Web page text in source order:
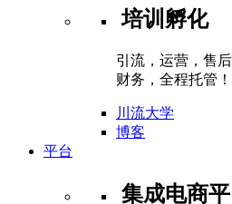
培训孵化
引流，运营，售后
财务，全程托管！
川流大学
博客
平台
集成电商